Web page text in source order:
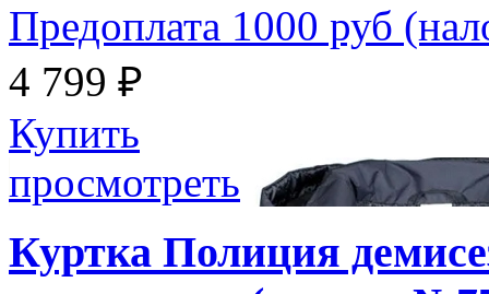
Предоплата 1000 руб
4 799 ₽
Купить
просмотреть
Куртка Полиция